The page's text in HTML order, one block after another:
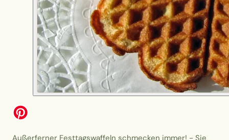
Außerferner Festtagswaffeln schmecken immer! - Sie